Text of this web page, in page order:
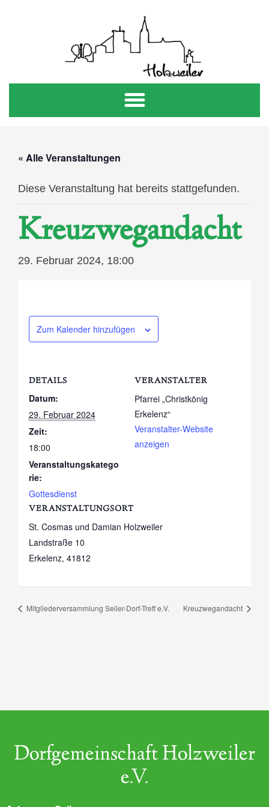
« Alle Veranstaltungen
Diese Veranstaltung hat bereits stattgefunden.
Kreuzwegandacht
29. Februar 2024, 18:00
Zum Kalender hinzufügen
DETAILS
Datum:
29. Februar 2024
Zeit:
18:00
Veranstaltungskatego
rie:
Gottesdienst
VERANSTALTUNGSORT
St. Cosmas und Damian Holzweiler
Landstraße 10
Erkelenz, 41812
VERANSTALTER
Pfarrei „Christkönig
Erkelenz“
Veranstalter-Website
anzeigen
Mitgliederversammlung Seiler-Dorf-Treff e.V. Kreuzwegandacht
Dorfgemeinschaft Holzweiler
e.V.